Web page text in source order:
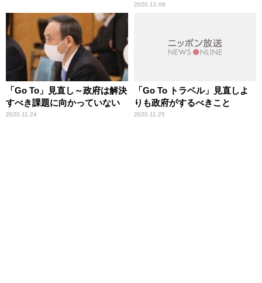
2020.12.06
「Go To」見直し～政府は解決
すべき課題に向かっていない
2020.11.24
「Go To トラベル」見直しよ
りも政府がするべきこと
2020.11.25